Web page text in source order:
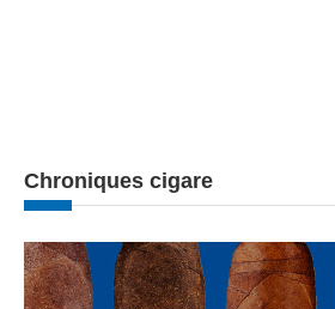
Chroniques cigare